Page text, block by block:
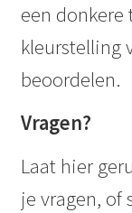
een donkere
kleurstelling
beoordelen.
Vragen?
Laat hier
je vragen, of